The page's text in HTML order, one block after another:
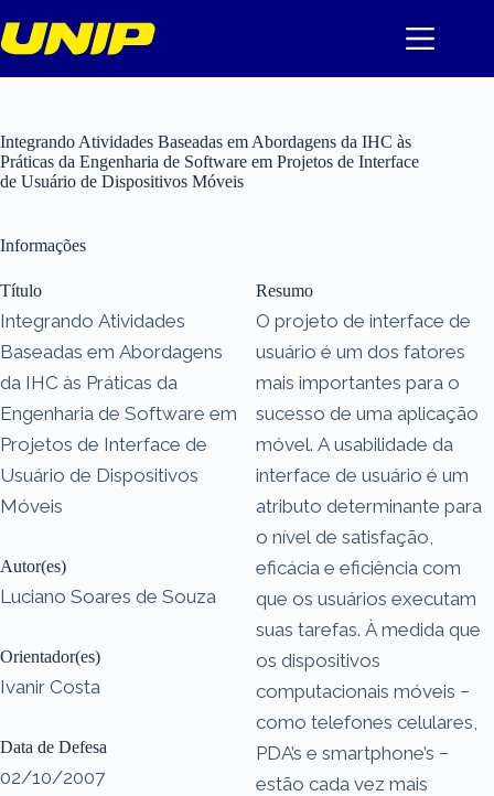
para
o
Integrando Atividades Baseadas em Abordagens da IHC às
Práticas da Engenharia de Software em Projetos de Interface
de Usuário de Dispositivos Móveis
Informações
Título
Integrando Atividades
Baseadas em Abordagens
da IHC às Práticas da
Engenharia de Software em
Projetos de Interface de
Usuário de Dispositivos
Móveis
Autor(es)
Luciano Soares de Souza
Orientador(es)
Ivanir Costa
Data de Defesa
02/10/2007
Resumo
O projeto de interface de
usuário é um dos fatores
mais importantes para o
sucesso de uma aplicação
móvel. A usabilidade da
interface de usuário é um
atributo determinante para
o nível de satisfação,
eficácia e eficiência com
que os usuários executam
suas tarefas. À medida que
os dispositivos
computacionais móveis −
como telefones celulares,
PDA’s e smartphone’s −
estão cada vez mais